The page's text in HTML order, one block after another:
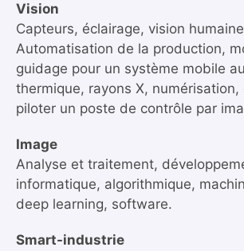
Vision
Capteurs, éclairage, vision
Automatisation de la production,
guidage pour un système mobile
thermique, rayons X,
piloter un poste de contrôle par
Image
Analyse et traitement,
informatique, algorithmique,
deep learning, software.
Smart-industrie